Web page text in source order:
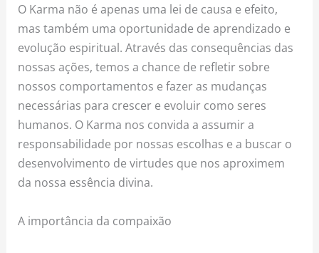
O Karma não é apenas uma lei de causa e efeito,
mas também uma oportunidade de aprendizado e
evolução espiritual. Através das consequências das
nossas ações, temos a chance de refletir sobre
nossos comportamentos e fazer as mudanças
necessárias para crescer e evoluir como seres
humanos. O Karma nos convida a assumir a
responsabilidade por nossas escolhas e a buscar o
desenvolvimento de virtudes que nos aproximem
da nossa essência divina.
A importância da compaixão